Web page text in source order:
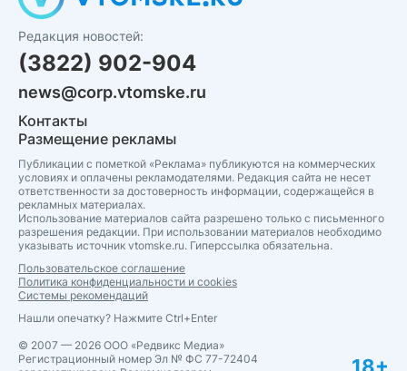
Редакция новостей:
(3822) 902-904
news@corp.vtomske.ru
Контакты
Размещение рекламы
Публикации с пометкой «Реклама» публикуются на коммерческих
условиях и оплачены рекламодателями. Редакция сайта не несет
ответственности за достоверность информации, содержащейся в
рекламных материалах.
Использование материалов сайта разрешено только с письменного
разрешения редакции. При использовании материалов необходимо
указывать источник vtomske.ru. Гиперссылка обязательна.
Пользовательское соглашение
Политика конфиденциальности и cookies
Системы рекомендаций
Нашли опечатку? Нажмите Ctrl+Enter
© 2007 — 2026 ООО «Редвикс Медиа»
Регистрационный номер Эл № ФС 77-72404